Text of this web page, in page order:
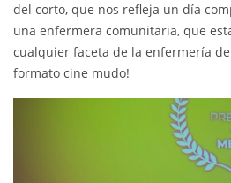
del corto, que nos refleja un día
una enfermera comunitaria, que
cualquier faceta de la enfermería de
formato cine mudo!